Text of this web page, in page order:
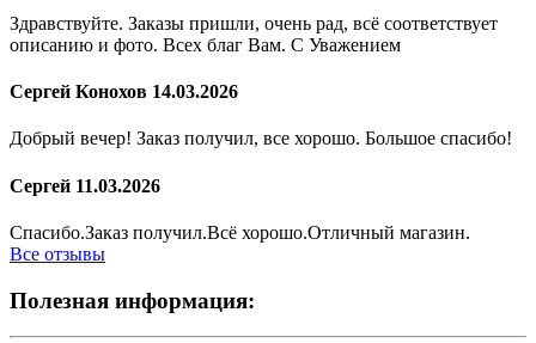
Здравствуйте. Заказы пришли, очень рад, всё соответствует
описанию и фото. Всех благ Вам. С Уважением
Сергей Конохов 14.03.2026
Добрый вечер! Заказ получил, все хорошо. Большое спасибо!
Сергей 11.03.2026
Спасибо.Заказ получил.Всё хорошо.Отличный магазин.
Все отзывы
Полезная информация: